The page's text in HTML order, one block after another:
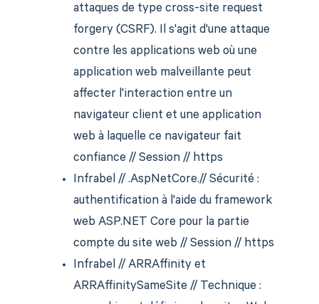
attaques de type cross-site request
forgery (CSRF). Il s'agit d'une attaque
contre les applications web où une
application web malveillante peut
affecter l'interaction entre un
navigateur client et une application
web à laquelle ce navigateur fait
confiance // Session // https
Infrabel // .AspNetCore.// Sécurité :
authentification à l'aide du framework
web ASP.NET Core pour la partie
compte du site web // Session // https
Infrabel // ARRAffinity et
ARRAffinitySameSite // Technique :